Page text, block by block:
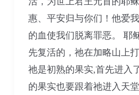
惠、平安归与你们！他爱
的血使我们脱离罪恶。 耶
先复活的，祂在加略山上打
祂是初熟的果实,首先进入
的果实也要跟着祂进入天